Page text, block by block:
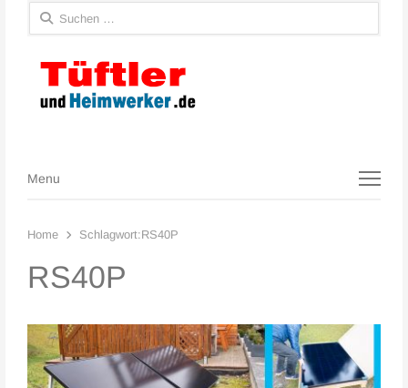
Suchen
nach:
Menu
Menu
Home Schlagwort:RS40P
RS40P